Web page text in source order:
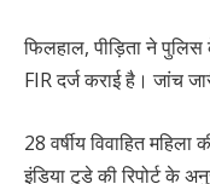
फिलहाल, पीड़िता ने
FIR दर्ज कराई है। जांच
28 वर्षीय विवाहित
इंडिया टुडे की रिपोर्ट के